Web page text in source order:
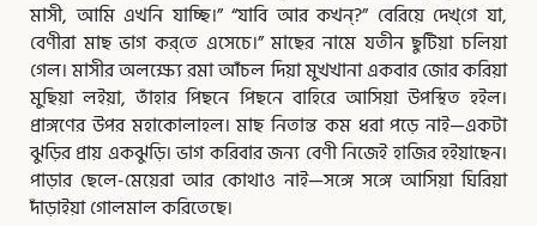
মাসী, আমি এখনি যাচ্ছি।” “যাবি আর কখন্‌?” বেরিয়ে দেখ্‌গে যা,
বেণীরা মাছ ভাগ কর্‌তে এসেচে।” মাছের নামে যতীন ছুটিয়া চলিয়া
গেল। মাসীর অলক্ষ্যে রমা আঁচল দিয়া মুখখানা একবার জোর করিয়া
মুছিয়া লইয়া, তাঁহার পিছনে পিছনে বাহিরে আসিয়া উপস্থিত হইল।
প্রাঙ্গণের উপর মহাকোলাহল। মাছ নিতান্ত কম ধরা পড়ে নাই—একটা
ঝুড়ির প্রায় একঝুড়ি। ভাগ করিবার জন্য বেণী নিজেই হাজির হইয়াছেন।
পাড়ার ছেলে-মেয়েরা আর কোথাও নাই—সঙ্গে সঙ্গে আসিয়া ঘিরিয়া
দাঁড়াইয়া গোলমাল করিতেছে।